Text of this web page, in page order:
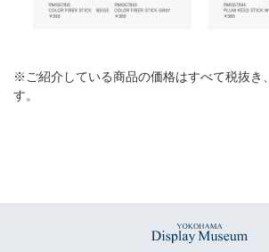
※ご紹介している商品の価格はすべて税抜き
す。